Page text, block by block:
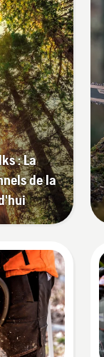
: La
de la